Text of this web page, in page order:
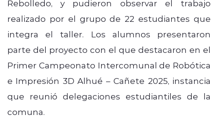
Rebolledo, y pudieron observar el trabajo
realizado por el grupo de 22 estudiantes que
integra el taller. Los alumnos presentaron
parte del proyecto con el que destacaron en el
Primer Campeonato Intercomunal de Robótica
e Impresión 3D Alhué – Cañete 2025, instancia
que reunió delegaciones estudiantiles de la
comuna.